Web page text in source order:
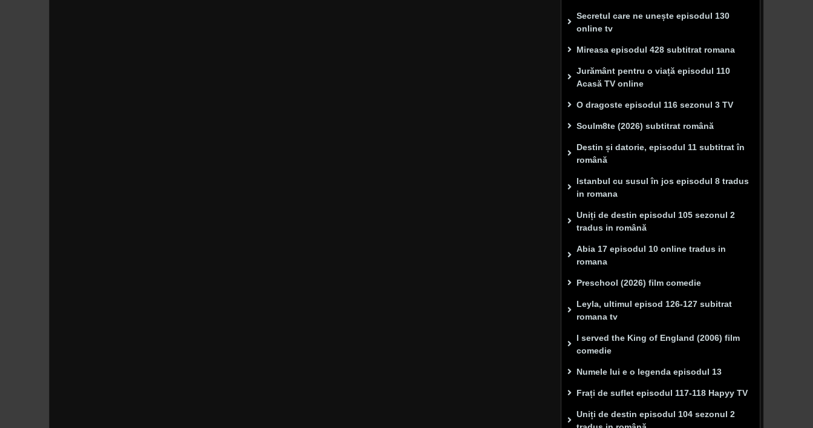
Secretul care ne unește episodul 130
online tv
Mireasa episodul 428 subtitrat romana
Jurământ pentru o viață episodul 110
Acasă TV online
O dragoste episodul 116 sezonul 3 TV
Soulm8te (2026) subtitrat română
Destin și datorie, episodul 11 subtitrat în
română
Istanbul cu susul în jos episodul 8 tradus
in romana
Uniți de destin episodul 105 sezonul 2
tradus in română
Abia 17 episodul 10 online tradus in
romana
Preschool (2026) film comedie
Leyla, ultimul episod 126-127 subitrat
romana tv
I served the King of England (2006) film
comedie
Numele lui e o legenda episodul 13
Frați de suflet episodul 117-118 Hapyy TV
Uniți de destin episodul 104 sezonul 2